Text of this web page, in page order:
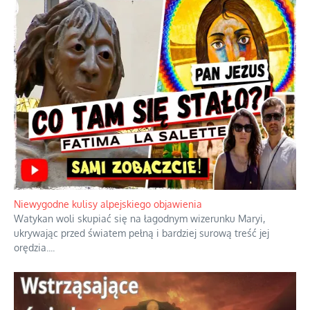
Ciemna strona podręcznikowych
mitów historycznych
Szybkie potwierdzenie dawnych
przypuszczeń telewizyjnych ekspertów